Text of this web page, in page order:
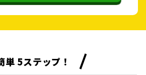
単 5ステップ！